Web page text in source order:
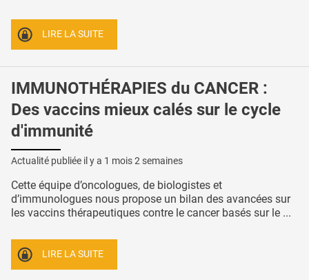
LIRE LA SUITE
IMMUNOTHÉRAPIES du CANCER :
Des vaccins mieux calés sur le cycle
d'immunité
Actualité publiée il y a 1 mois 2 semaines
Cette équipe d’oncologues, de biologistes et
d’immunologues nous propose un bilan des avancées sur
les vaccins thérapeutiques contre le cancer basés sur le ...
LIRE LA SUITE